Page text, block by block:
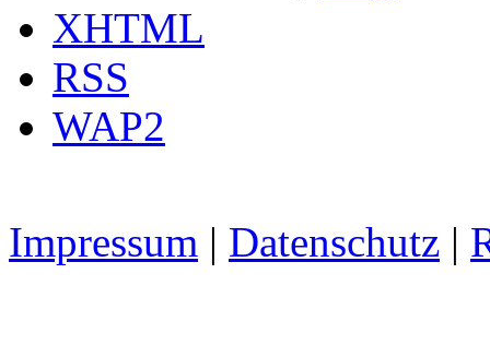
XHTML
RSS
WAP2
Impressum | Datenschutz |